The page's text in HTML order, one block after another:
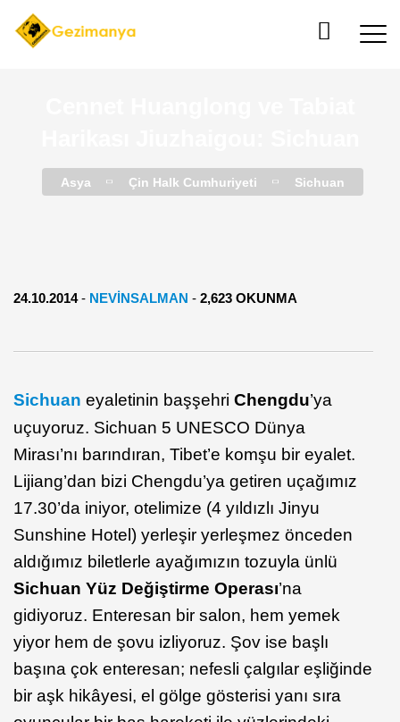
Asya Çin Halk Cumhuriyeti Sichuan
24.10.2014- NEVINSALMAN - 2,623 OKUNMA
Sichuan eyaletinin başşehri Chengdu’ya
uçuyoruz. Sichuan 5 UNESCO Dünya
Mirası’nı barındıran, Tibet’e komşu bir eyalet.
Lijiang’dan bizi Chengdu’ya getiren uçağımız
17.30’da iniyor, otelimize (4 yıldızlı Jinyu
Sunshine Hotel) yerleşir yerleşmez önceden
aldığımız biletlerle ayağımızın tozuyla ünlü
Sichuan Yüz Değiştirme Operası’na
gidiyoruz. Enteresan bir salon, hem yemek
yiyor hem de şovu izliyoruz. Şov ise başlı
başına çok enteresan; nefesli çalgılar eşliğinde
bir aşk hikâyesi, el gölge gösterisi yanı sıra